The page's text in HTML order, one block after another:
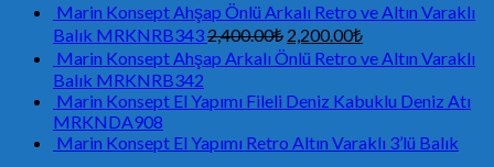
Marin Konsept Ahşap Önlü Arkalı Retro ve Altın Varaklı
Balık MRKNRB3432,400.00₺ 2,200.00₺
Marin Konsept Ahşap Arkalı Önlü Retro ve Altın Varaklı
Balık MRKNRB342
Marin Konsept El Yapımı Fileli Deniz Kabuklu Deniz Atı
MRKNDA908
Marin Konsept El Yapımı Retro Altın Varaklı 3’lü Balık